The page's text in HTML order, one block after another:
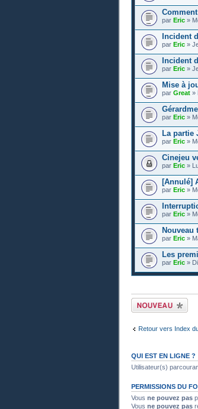
par Eric »
Incident
par Eric »
Incident
par Eric »
Mise à
par Great »
par Eric »
La partie
par Eric »
Cinejeu
par Eric »
[Annulé]
par Eric »
par Eric »
Nouveau
par Eric »
Les
par Eric »
Publier un nouveau
sujet
Retour vers Index
QUI EST EN LIGNE ?
Utilisateur(s)
PERMISSIONS DU
Vous ne pouvez pas
Vous ne pouvez pas